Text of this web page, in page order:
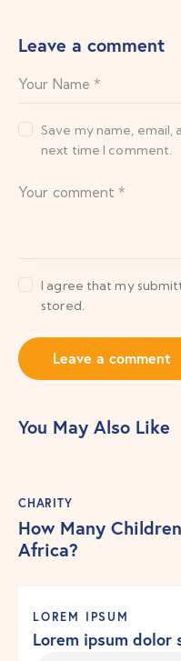
Leave a comment
Save my name, email,
next time I comment.
I agree that my
stored.
You May Also Like
CHARITY
How Many
Africa?
LOREM IPSUM
Lorem ipsum dolor